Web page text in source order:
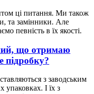
ці питання. Ми також
та замінники. Але
певність в їх якості.
що отримаю
підробку?
з заводським
упаковках. І їх з